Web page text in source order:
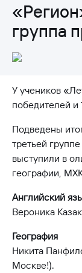
группа
У учеников
победителей и
Подведены
третьей
выступили в
географии,
Английский
Вероника
География
Никита
Москве!).